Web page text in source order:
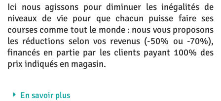
Ici nous agissons pour diminuer les inégalités de
niveaux de vie pour que chacun puisse faire ses
courses comme tout le monde : nous vous proposons
les réductions selon vos revenus (-50% ou -70%),
financés en partie par les clients payant 100% des
prix indiqués en magasin.
En savoir plus